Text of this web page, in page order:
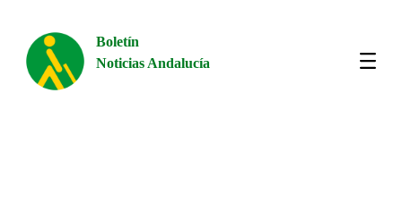
Boletín
Noticias Andalucía